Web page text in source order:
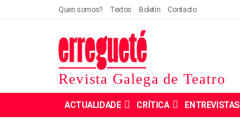
Quen somos? Textos Boletín Contacto
Revista Galega de Teatro
ACTUALIDADE CRÍTICA ENTREVISTAS